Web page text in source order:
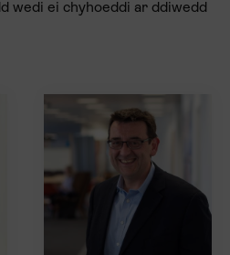
wedi ei chyhoeddi ar ddiwedd